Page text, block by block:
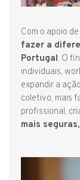
Com o apoio
fazer a
Portugal. O
individuais,
expandir a
coletivo, mais
profissional,
mais